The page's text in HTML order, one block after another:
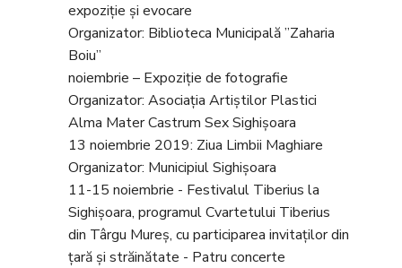
expoziție și evocare
Organizator: Biblioteca Municipală ”Zaharia
Boiu”
noiembrie – Expoziție de fotografie
Organizator: Asociația Artiștilor Plastici
Alma Mater Castrum Sex Sighișoara
13 noiembrie 2019: Ziua Limbii Maghiare
Organizator: Municipiul Sighișoara
11-15 noiembrie - Festivalul Tiberius la
Sighișoara, programul Cvartetului Tiberius
din Târgu Mureș, cu participarea invitaților din
țară și străinătate - Patru concerte